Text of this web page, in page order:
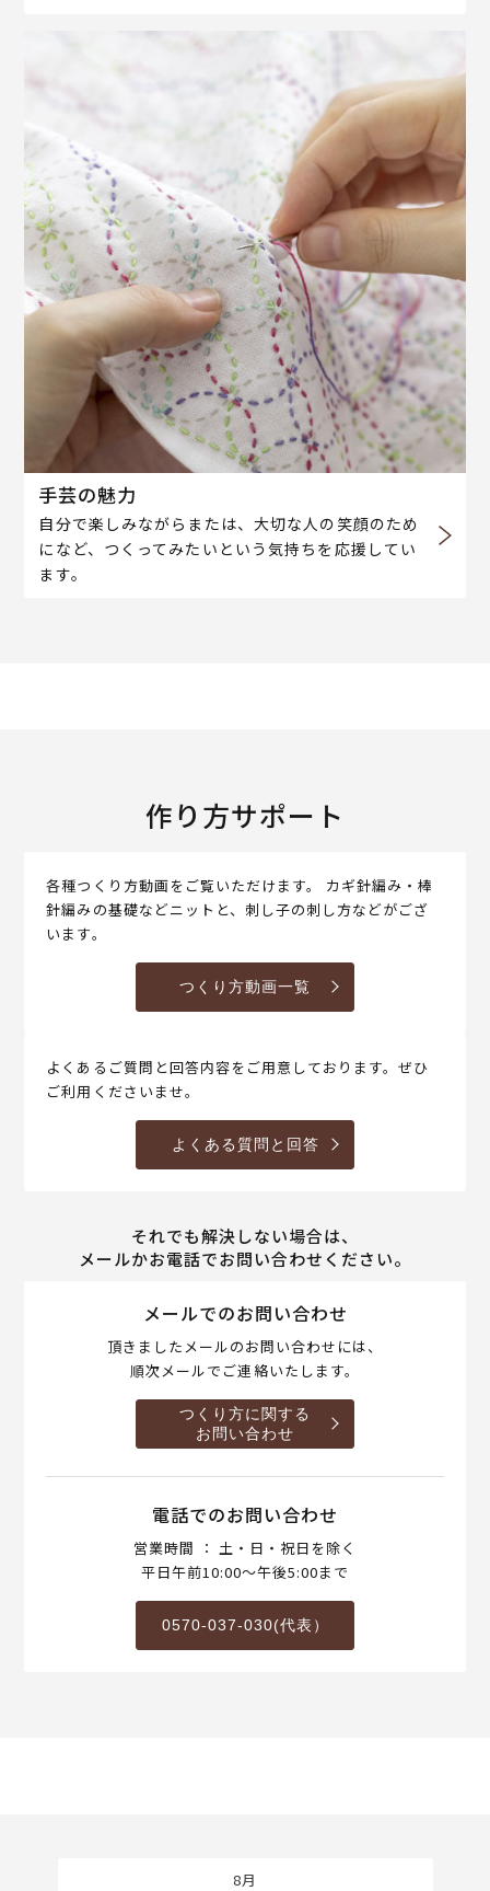
手芸の魅力
自分で楽しみながらまたは、大切な人の笑顔のため
になど、つくってみたいという気持ちを応援してい
ます。
作り方サポート
各種つくり方動画をご覧いただけます。 カギ針編み・棒
針編みの基礎などニットと、刺し子の刺し方などがござ
います。
つくり方動画一覧
よくあるご質問と回答内容をご用意しております。ぜひ
ご利用くださいませ。
よくある質問と回答
それでも解決しない場合は、
メールかお電話でお問い合わせください。
メールでのお問い合わせ
頂きましたメールのお問い合わせには、
順次メールでご連絡いたします。
つくり方に関する
お問い合わせ
電話でのお問い合わせ
営業時間 ： 土・日・祝日を除く
平日午前10:00～午後5:00まで
0570-037-030(代表）
8月